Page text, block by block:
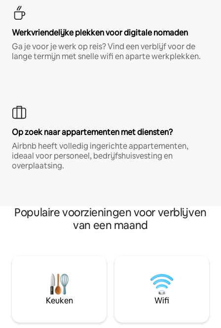
Werkvriendelijke plekken voor digitale nomaden
Ga je voor je werk op reis? Vind een verblijf voor de
lange termijn met snelle wifi en aparte werkplekken.
Op zoek naar appartementen met diensten?
Airbnb heeft volledig ingerichte appartementen,
ideaal voor personeel, bedrijfshuisvesting en
overplaatsing.
Populaire voorzieningen voor verblijven
van een maand
Keuken Wifi